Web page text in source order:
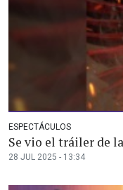
ESPECTÁCULOS
Se vio el tráiler de
28 JUL 2025 - 13:34